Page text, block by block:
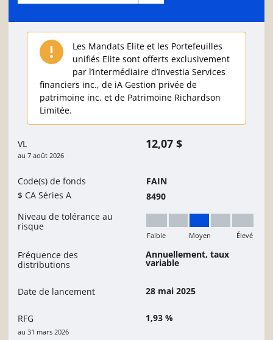
Les Mandats Elite et les Portefeuilles
unifiés Elite sont offerts exclusivement
par l’intermédiaire d’Investia Services
financiers inc., de iA Gestion privée de
patrimoine inc. et de Patrimoine Richardson
Limitée.
VL
au 7 août 2026
12,07 $
Code(s) de fonds
$ CA Séries A
FAIN
8490
Niveau de tolérance au
risque
Moyen
Faible Moyen Élevé
Fréquence des
distributions
Annuellement, taux
variable
Date de lancement 28 mai 2025
RFG
au 31 mars 2026
1,93 %